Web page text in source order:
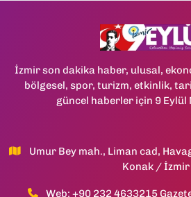
İzmir son dakika haber, ulusal,
bölgesel, spor, turizm, etkinlik,
güncel haberler için 9 Eylül
Umur Bey mah., Liman cad,
Konak / İzmir
Web: +90 232 4633215